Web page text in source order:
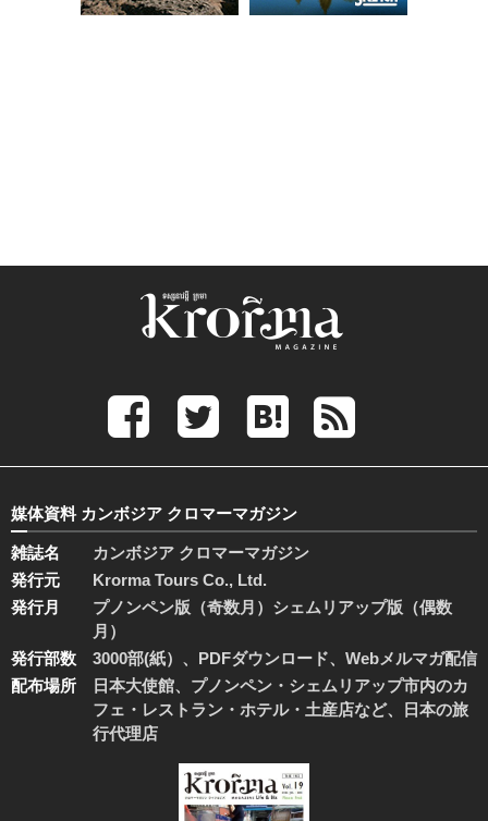
媒体資料 カンボジア クロマーマガジン
雑誌名
カンボジア クロマーマガジン
発行元
Krorma Tours Co., Ltd.
発行月
プノンペン版（奇数月）シェムリアップ版（偶数
月）
発行部数
3000部(紙）、PDFダウンロード、Webメルマガ配信
配布場所
日本大使館、プノンペン・シェムリアップ市内のカ
フェ・レストラン・ホテル・土産店など、日本の旅
行代理店